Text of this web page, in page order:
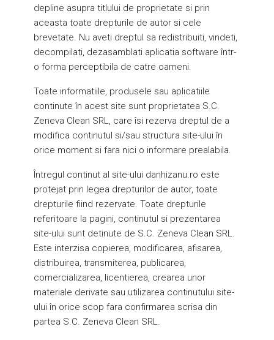
depline asupra titlului de proprietate si prin
aceasta toate drepturile de autor si cele
brevetate. Nu aveti dreptul sa redistribuiti, vindeti,
decompilati, dezasamblati aplicatia software într-
o forma perceptibila de catre oameni.
Toate informatiile, produsele sau aplicatiile
continute în acest site sunt proprietatea S.C.
Zeneva Clean SRL, care îsi rezerva dreptul de a
modifica continutul si/sau structura site-ului în
orice moment si fara nici o informare prealabila.
Întregul continut al site-ului danhizanu.ro este
protejat prin legea drepturilor de autor, toate
drepturile fiind rezervate. Toate drepturile
referitoare la pagini, continutul si prezentarea
site-ului sunt detinute de S.C. Zeneva Clean SRL.
Este interzisa copierea, modificarea, afisarea,
distribuirea, transmiterea, publicarea,
comercializarea, licentierea, crearea unor
materiale derivate sau utilizarea continutului site-
ului în orice scop fara confirmarea scrisa din
partea S.C. Zeneva Clean SRL.